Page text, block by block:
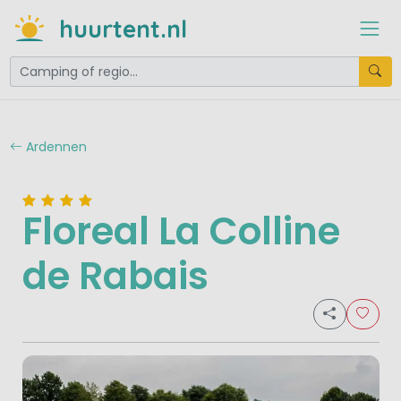
huurtent.nl
Ardennen
Floreal La Colline
de Rabais